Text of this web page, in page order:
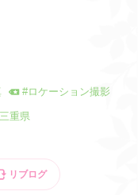
#ロケーション撮影
三重県
リブログ